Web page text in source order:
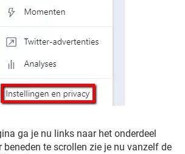
ga je nu links naar het onderdeel
beneden te scrollen zie je nu vanzelf de